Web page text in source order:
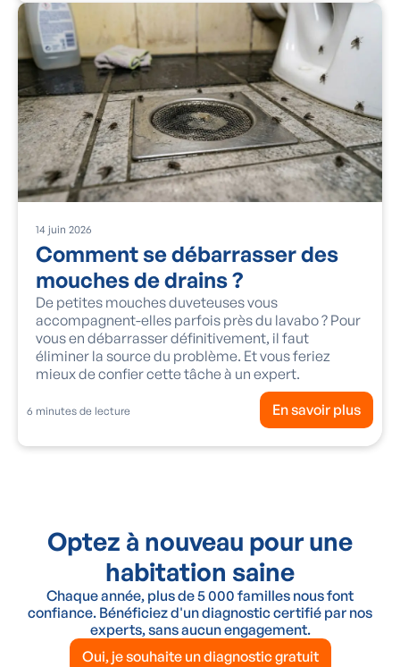
14 juin 2026
Comment se débarrasser des
mouches de drains ?
De petites mouches duveteuses vous
accompagnent-elles parfois près du lavabo ? Pour
vous en débarrasser définitivement, il faut
éliminer la source du problème. Et vous feriez
mieux de confier cette tâche à un expert.
6 minutes de lecture En savoir plus
Optez à nouveau pour une
habitation saine
Chaque année, plus de 5 000 familles nous font
confiance. Bénéficiez d'un diagnostic certifié par nos
experts, sans aucun engagement.
Oui, je souhaite un diagnostic gratuit